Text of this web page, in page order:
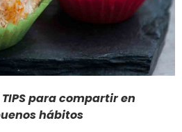
para compartir en
hábitos